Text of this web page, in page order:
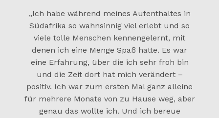
„Ich habe während meines Aufenthaltes in
Südafrika so wahnsinnig viel erlebt und so
viele tolle Menschen kennengelernt, mit
denen ich eine Menge Spaß hatte. Es war
eine Erfahrung, über die ich sehr froh bin
und die Zeit dort hat mich verändert –
positiv. Ich war zum ersten Mal ganz alleine
für mehrere Monate von zu Hause weg, aber
genau das wollte ich. Und ich bereue